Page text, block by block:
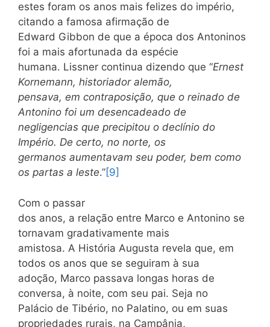
estes foram os anos mais felizes do império,
citando a famosa afirmação de
Edward Gibbon de que a época dos Antoninos
foi a mais afortunada da espécie
humana. Lissner continua dizendo que “Ernest
Kornemann, historiador alemão,
pensava, em contraposição, que o reinado de
Antonino foi um desencadeado de
negligencias que precipitou o declínio do
Império. De certo, no norte, os
germanos aumentavam seu poder, bem como
os partas a leste.”[9]
Com o passar
dos anos, a relação entre Marco e Antonino se
tornavam gradativamente mais
amistosa. A História Augusta revela que, em
todos os anos que se seguiram à sua
adoção, Marco passava longas horas de
conversa, à noite, com seu pai. Seja no
Palácio de Tibério, no Palatino, ou em suas
propriedades rurais, na Campânia,